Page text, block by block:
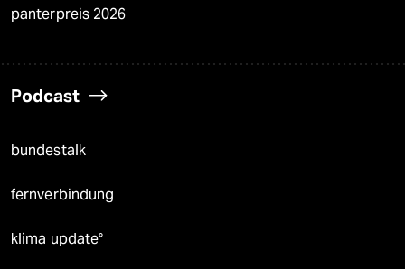
panterpreis 2026
Podcast
bundestalk
fernverbindung
klima update°